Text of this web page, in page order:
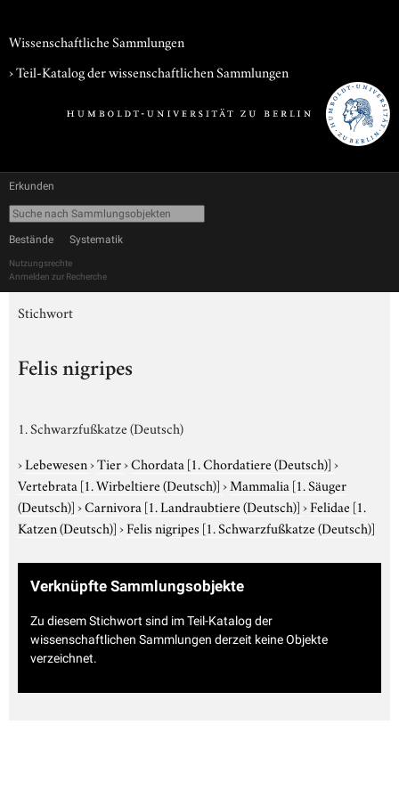
Wissenschaftliche Sammlungen
› Teil-Katalog der wissenschaftlichen Sammlungen
Erkunden
Bestände Systematik
Nutzungsrechte
Anmelden zur Recherche
Stichwort
Felis nigripes
1. Schwarzfußkatze (Deutsch)
›Lebewesen›Tier›Chordata [1. Chordatiere (Deutsch)]›
Vertebrata [1. Wirbeltiere (Deutsch)]›Mammalia [1. Säuger
(Deutsch)]›Carnivora [1. Landraubtiere (Deutsch)]›Felidae [1.
Katzen (Deutsch)]›Felis nigripes [1. Schwarzfußkatze (Deutsch)]
Verknüpfte Sammlungsobjekte
Zu diesem Stichwort sind im Teil-Katalog der
wissenschaftlichen Sammlungen derzeit keine Objekte
verzeichnet.